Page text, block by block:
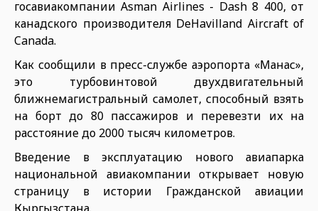
госавиакомпании Asman Airlines - Dash 8 400, от
канадского производителя DeHavilland Aircraft of
Canada.
Как сообщили в пресс-службе аэропорта «Манас»,
это турбовинтовой двухдвигательный
ближнемагистральный самолет, способный взять
на борт до 80 пассажиров и перевезти их на
расстояние до 2000 тысяч километров.
Введение в эксплуатацию нового авиапарка
национальной авиакомпании открывает новую
страницу в истории Гражданской авиации